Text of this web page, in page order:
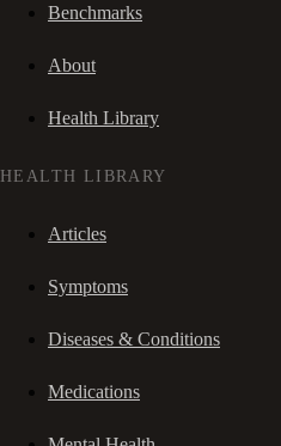
Benchmarks
About
Health Library
HEALTH LIBRARY
Articles
Symptoms
Diseases & Conditions
Medications